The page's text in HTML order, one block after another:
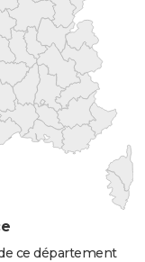
ce département